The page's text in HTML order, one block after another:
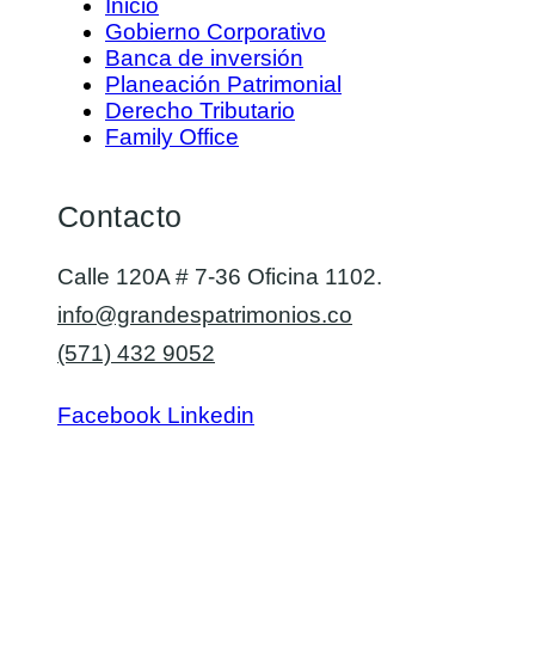
Inicio
Gobierno Corporativo
Banca de inversión
Planeación Patrimonial
Derecho Tributario
Family Office
Contacto
Calle 120A # 7-36 Oficina 1102.
info@grandespatrimonios.co
(571) 432 9052
Facebook Linkedin